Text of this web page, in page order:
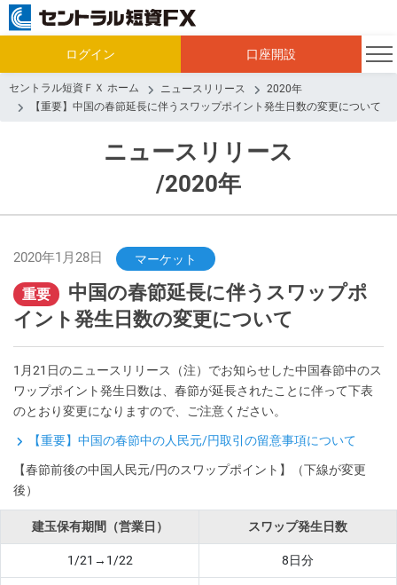
ログイン 口座開設
セントラル短資ＦＸ ホーム ニュースリリース
2020年
【重要】中国の春節延長に伴うスワップポイント発生日数の変更について
ニュースリリース
/2020年
2020年1月28日 マーケット
重要
中国の春節延長に伴うスワップポ
イント発生日数の変更について
1月21日のニュースリリース（注）でお知らせした中国春節中のス
ワップポイント発生日数は、春節が延長されたことに伴って下表
のとおり変更になりますので、ご注意ください。
【重要】中国の春節中の人民元/円取引の留意事項について
【春節前後の中国人民元/円のスワップポイント】（下線が変更
後）
建玉保有期間（営業日） スワップ発生日数
1/21→1/22 8日分